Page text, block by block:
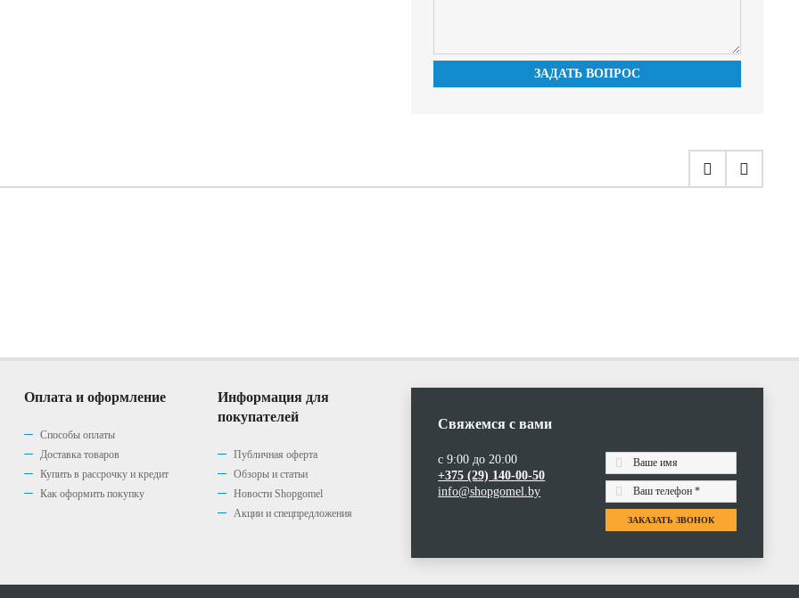
ЗАДАТЬ ВОПРОС
Оплата и оформление
Способы оплаты
Доставка товаров
Купить в рассрочку и кредит
Как оформить покупку
Информация для
покупателей
Публичная оферта
Обзоры и статьи
Новости Shopgomel
Акции и спецпредложения
Свяжемся с вами
с 9:00 до 20:00
+375 (29) 140-00-50
info@shopgomel.by
ЗАКАЗАТЬ ЗВОНОК